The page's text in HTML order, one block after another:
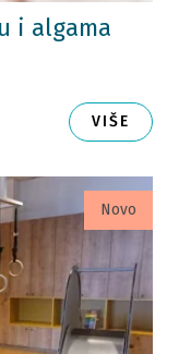
i algama
VIŠE
Novo